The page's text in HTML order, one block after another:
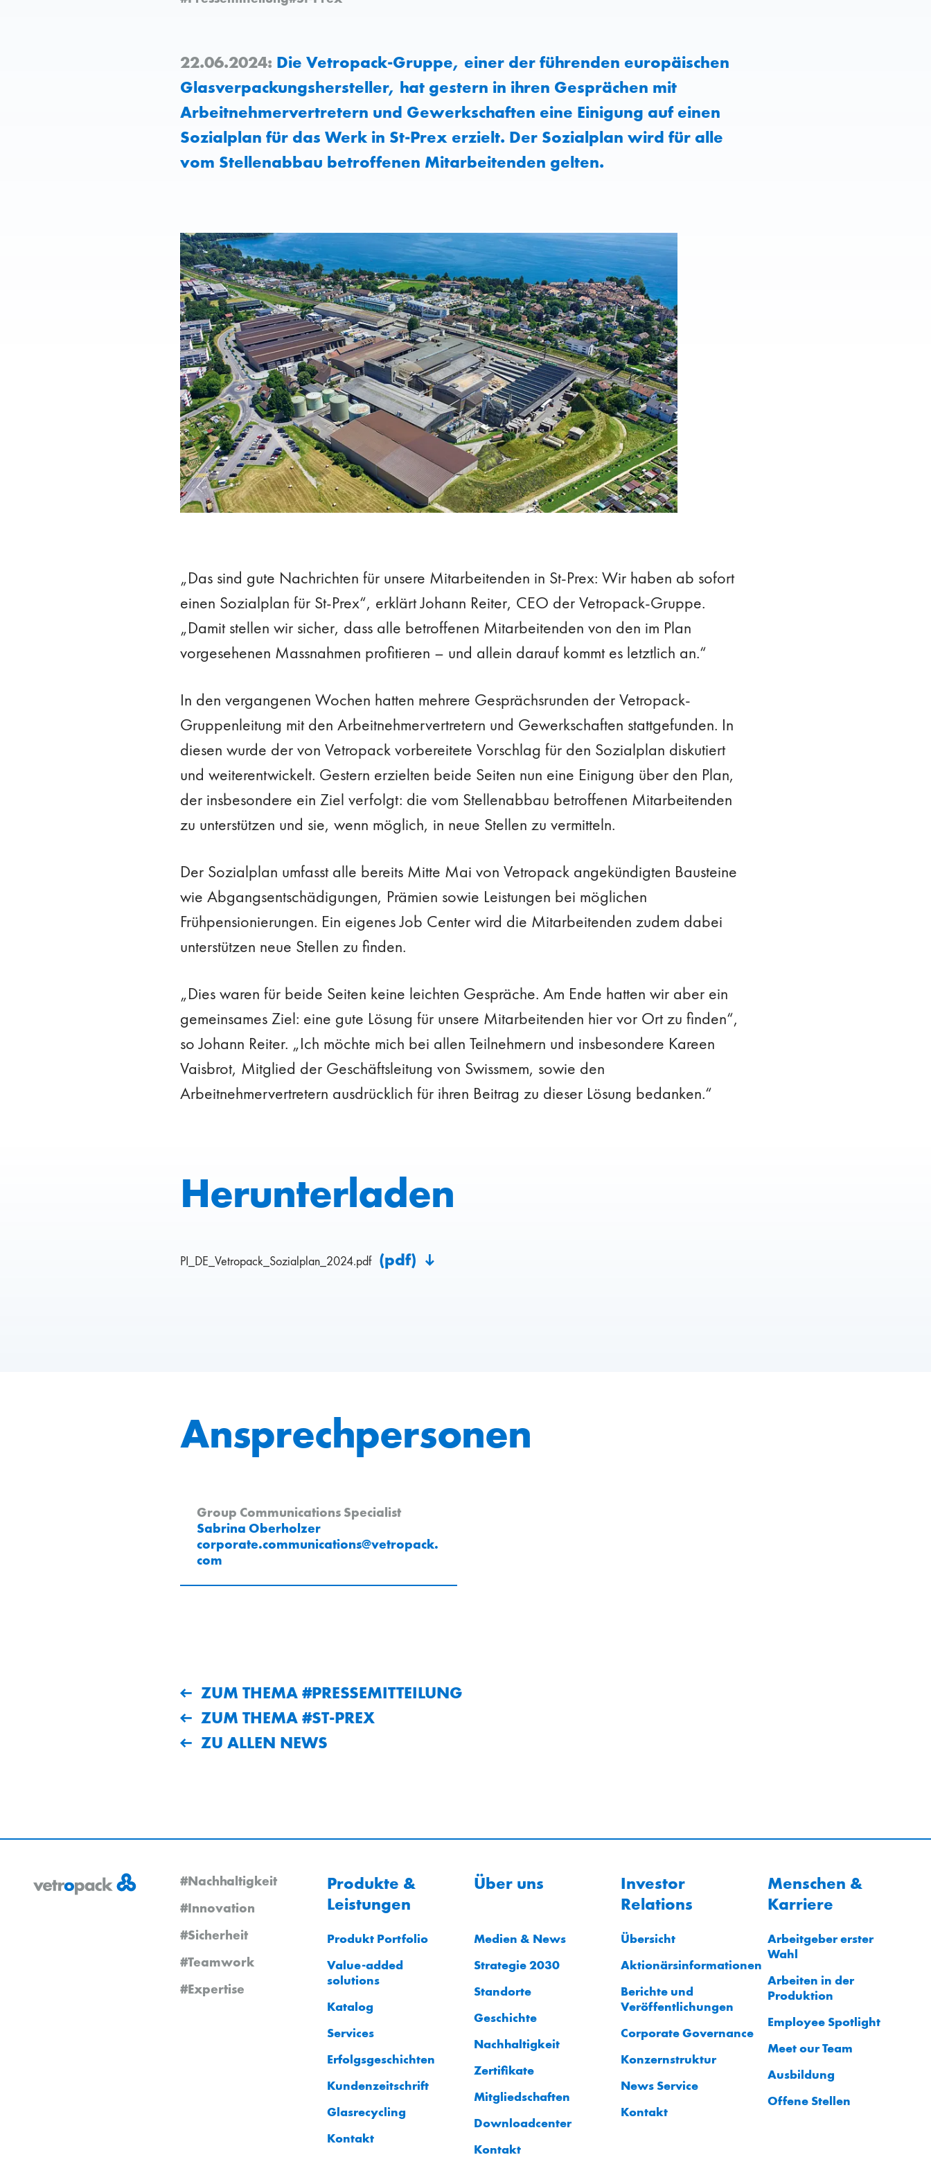
22.06.2024: Die Vetropack-Gruppe, einer der führenden europäischen
Glasverpackungshersteller, hat gestern in ihren Gesprächen mit
Arbeitnehmervertretern und Gewerkschaften eine Einigung auf einen
Sozialplan für das Werk in St-Prex erzielt. Der Sozialplan wird für alle
vom Stellenabbau betroffenen Mitarbeitenden gelten.
„Das sind gute Nachrichten für unsere Mitarbeitenden in St-Prex: Wir haben ab sofort
einen Sozialplan für St-Prex“, erklärt Johann Reiter, CEO der Vetropack-Gruppe.
„Damit stellen wir sicher, dass alle betroffenen Mitarbeitenden von den im Plan
vorgesehenen Massnahmen profitieren – und allein darauf kommt es letztlich an.“
In den vergangenen Wochen hatten mehrere Gesprächsrunden der Vetropack-
Gruppenleitung mit den Arbeitnehmervertretern und Gewerkschaften stattgefunden. In
diesen wurde der von Vetropack vorbereitete Vorschlag für den Sozialplan diskutiert
und weiterentwickelt. Gestern erzielten beide Seiten nun eine Einigung über den Plan,
der insbesondere ein Ziel verfolgt: die vom Stellenabbau betroffenen Mitarbeitenden
zu unterstützen und sie, wenn möglich, in neue Stellen zu vermitteln.
Der Sozialplan umfasst alle bereits Mitte Mai von Vetropack angekündigten Bausteine
wie Abgangsentschädigungen, Prämien sowie Leistungen bei möglichen
Frühpensionierungen. Ein eigenes Job Center wird die Mitarbeitenden zudem dabei
unterstützen neue Stellen zu finden.
„Dies waren für beide Seiten keine leichten Gespräche. Am Ende hatten wir aber ein
gemeinsames Ziel: eine gute Lösung für unsere Mitarbeitenden hier vor Ort zu finden“,
so Johann Reiter. „Ich möchte mich bei allen Teilnehmern und insbesondere Kareen
Vaisbrot, Mitglied der Geschäftsleitung von Swissmem, sowie den
Arbeitnehmervertretern ausdrücklich für ihren Beitrag zu dieser Lösung bedanken.“
Herunterladen
PI_DE_Vetropack_Sozialplan_2024.pdf (pdf)
Ansprechpersonen
Group Communications Specialist
Sabrina Oberholzer
corporate.communications@vetropack.
com
ZUM THEMA #PRESSEMITTEILUNG
ZUM THEMA #ST-PREX
ZU ALLEN NEWS
#Nachhaltigkeit
#Innovation
#Sicherheit
#Teamwork
#Expertise
Produkte &
Leistungen
Produkt Portfolio
Value-added
solutions
Katalog
Services
Erfolgsgeschichten
Kundenzeitschrift
Glasrecycling
Kontakt
Über uns
Medien & News
Strategie 2030
Standorte
Geschichte
Nachhaltigkeit
Zertifikate
Mitgliedschaften
Downloadcenter
Kontakt
Investor
Relations
Übersicht
Aktionärsinformationen
Berichte und
Veröffentlichungen
Corporate Governance
Konzernstruktur
News Service
Kontakt
Menschen &
Karriere
Arbeitgeber erster
Wahl
Arbeiten in der
Produktion
Employee Spotlight
Meet our Team
Ausbildung
Offene Stellen